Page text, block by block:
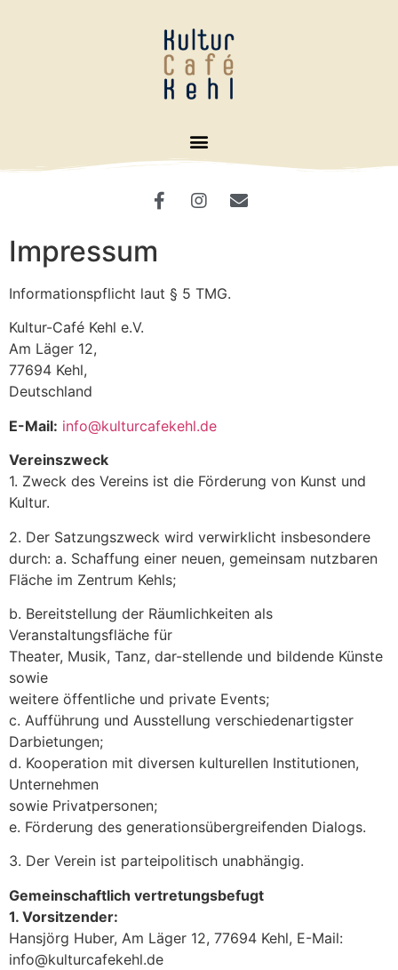
Impressum
Informationspflicht laut § 5 TMG.
Kultur-Café Kehl e.V.
Am Läger 12,
77694 Kehl,
Deutschland
E-Mail: info@kulturcafekehl.de
Vereinszweck
1. Zweck des Vereins ist die Förderung von Kunst und
Kultur.
2. Der Satzungszweck wird verwirklicht insbesondere
durch: a. Schaffung einer neuen, gemeinsam nutzbaren
Fläche im Zentrum Kehls;
b. Bereitstellung der Räumlichkeiten als
Veranstaltungsfläche für
Theater, Musik, Tanz, dar-stellende und bildende Künste
sowie
weitere öffentliche und private Events;
c. Aufführung und Ausstellung verschiedenartigster
Darbietungen;
d. Kooperation mit diversen kulturellen Institutionen,
Unternehmen
sowie Privatpersonen;
e. Förderung des generationsübergreifenden Dialogs.
3. Der Verein ist parteipolitisch unabhängig.
Gemeinschaftlich vertretungsbefugt
1. Vorsitzender:
Hansjörg Huber, Am Läger 12, 77694 Kehl, E-Mail:
info@kulturcafekehl.de